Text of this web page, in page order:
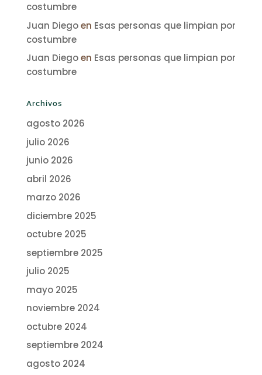
costumbre
Juan Diegoen Esas personas que limpian por
costumbre
Juan Diegoen Esas personas que limpian por
costumbre
Archivos
agosto 2026
julio 2026
junio 2026
abril 2026
marzo 2026
diciembre 2025
octubre 2025
septiembre 2025
julio 2025
mayo 2025
noviembre 2024
octubre 2024
septiembre 2024
agosto 2024